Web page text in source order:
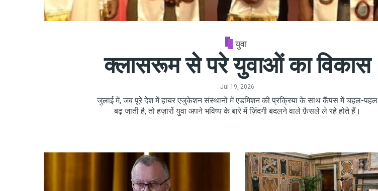
युवा
क्लासरूम से परे युवाओं का विकास
Jul 19, 2026
जुलाई में, जब पूरे देश में हायर एजुकेशन संस्थानों में एडमिशन की प्रक्रिया के साथ कैंपस में चहल-पहल
बढ़ जाती है, तो हज़ारों युवा अपने भविष्य के बारे में ज़िंदगी बदलने वाले फ़ैसले ले रहे होते हैं।